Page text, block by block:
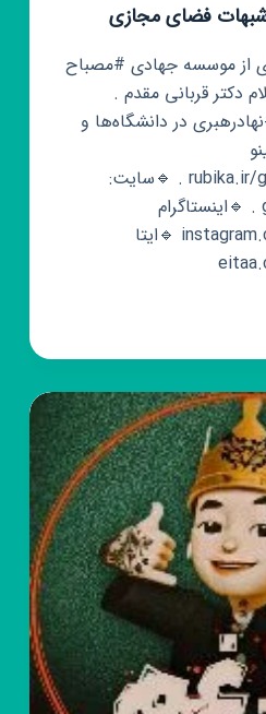
شبهات فضای مجازی
جهادی #مصباح
دکتر قربانی مقدم .
در دانشگاه‌ها و
rubika.ir/ghorbanimoghadam_ir . 🔹سایت:
ghorbanimoghadam.ir . 🔹اینستاگرام
instagram.com/shobhe_shenasi 🔹ایتا